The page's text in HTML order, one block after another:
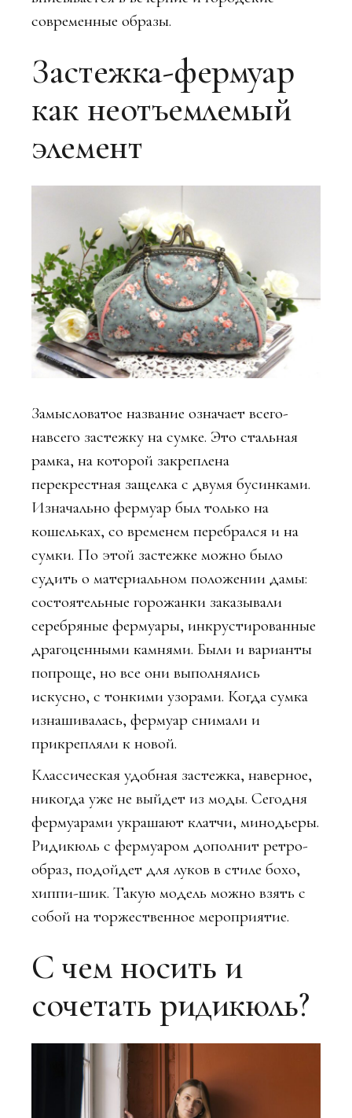
современные образы.
Застежка-фермуар
как неотъемлемый
элемент
Замысловатое название означает всего-
навсего застежку на сумке. Это стальная
рамка, на которой закреплена
перекрестная защелка с двумя бусинками.
Изначально фермуар был только на
кошельках, со временем перебрался и на
сумки. По этой застежке можно было
судить о материальном положении дамы:
состоятельные горожанки заказывали
серебряные фермуары, инкрустированные
драгоценными камнями. Были и варианты
попроще, но все они выполнялись
искусно, с тонкими узорами. Когда сумка
изнашивалась, фермуар снимали и
прикрепляли к новой.
Классическая удобная застежка, наверное,
никогда уже не выйдет из моды. Сегодня
фермуарами украшают клатчи, минодьеры.
Ридикюль с фермуаром дополнит ретро-
образ, подойдет для луков в стиле бохо,
хиппи-шик. Такую модель можно взять с
собой на торжественное мероприятие.
С чем носить и
сочетать ридикюль?